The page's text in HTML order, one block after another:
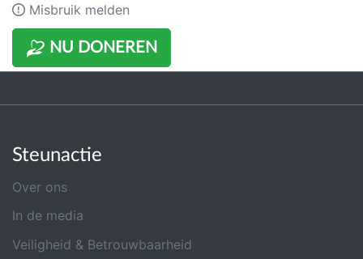
NU DONEREN
Misbruik melden
Steunactie
Over ons
In de media
Veiligheid & Betrouwbaarheid